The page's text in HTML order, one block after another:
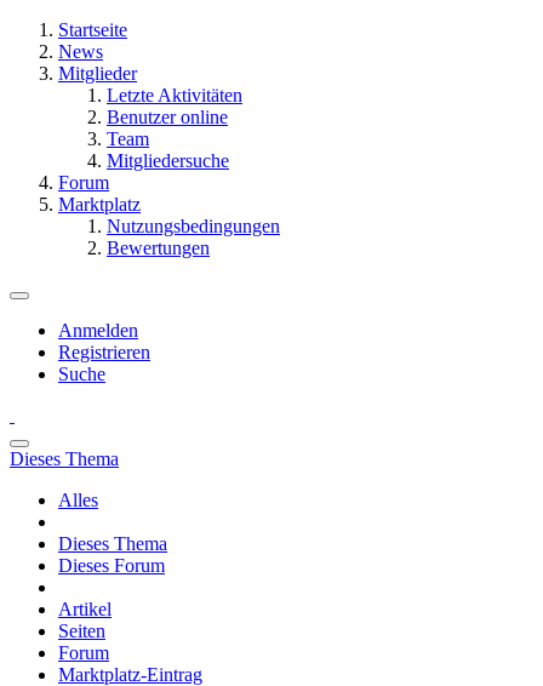
Startseite
News
Mitglieder
Letzte Aktivitäten
Benutzer online
Team
Mitgliedersuche
Forum
Marktplatz
Nutzungsbedingungen
Bewertungen
Anmelden
Registrieren
Suche
Dieses Thema
Alles
Dieses Thema
Dieses Forum
Artikel
Seiten
Forum
Marktplatz-Eintrag